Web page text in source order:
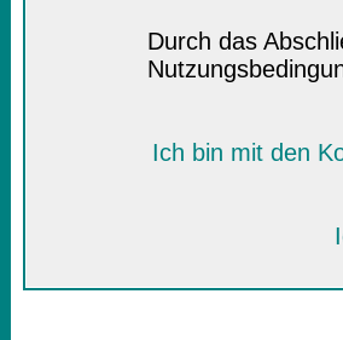
Durch das
Ich bin mit den